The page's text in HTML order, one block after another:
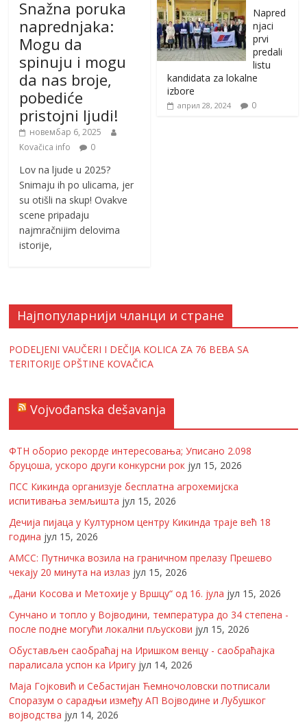
Snažna poruka
naprednjaka:
Mogu da
spinuju i mogu
da nas broje,
pobediće
pristojni ljudi!
новембар 6, 2025
Kovačica info
0
Lov na ljude u 2025?
Snimaju ih po ulicama, jer
su otišli na skup! Ovakve
scene pripadaju
najmračnijim delovima
istorije,
Napred
njaci
prvi
predali
listu
kandidata za lokalne
izbore
април 28, 2024 0
Најпопуларнији чланци и стране
PODELJENI VAUČERI I DEČIJA KOLICA ZA 76 BEBA SA
TERITORIJE OPŠTINE KOVAČICA
Vojvođanska dešavanja
ФТН оборио рекорде интересовања; Уписано 2.098
бруцоша, ускоро други конкурсни рок јул 15, 2026
ПСС Кикинда организује бесплатна агрохемијска
испитивања земљишта јул 15, 2026
Дечија пијаца у Културном центру Кикинда траје већ 18
година јул 15, 2026
АМСС: Путничка возила на граничном прелазу Прешево
чекају 20 минута на излаз јул 15, 2026
„Дани Косова и Метохије у Вршцу“ од 16. јула јул 15, 2026
Сунчано и топло у Војводини, температура до 34 степена -
после подне могући локални пљускови јул 15, 2026
Обустављен саобраћај на Иришком венцу - саобраћајка
паралисала успон ка Иригу јул 14, 2026
Маја Гојковић и Себастијан Ћемночоловски потписали
Споразум о сарадњи између АП Војводине и Лубушког
војводства јул 14, 2026